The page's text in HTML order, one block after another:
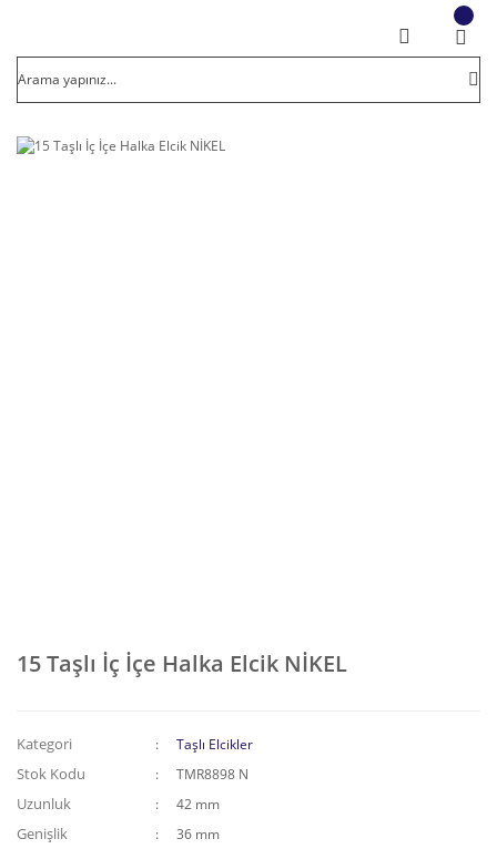
15 Taşlı İç İçe Halka Elcik NİKEL
Kategori Taşlı Elcikler
Stok Kodu TMR8898 N
Uzunluk 42 mm
Genişlik 36 mm